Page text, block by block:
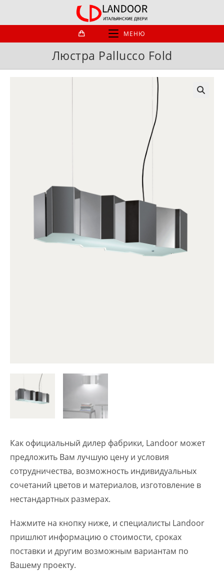
МЕНЮ
Люстра Pallucco Fold
Как официальный дилер фабрики, Landoor может
предложить Вам лучшую цену и условия
сотрудничества, возможность индивидуальных
сочетаний цветов и материалов, изготовление в
нестандартных размерах.
Нажмите на кнопку ниже, и специалисты Landoor
пришлют информацию о стоимости, сроках
поставки и другим возможным вариантам по
Вашему проекту.